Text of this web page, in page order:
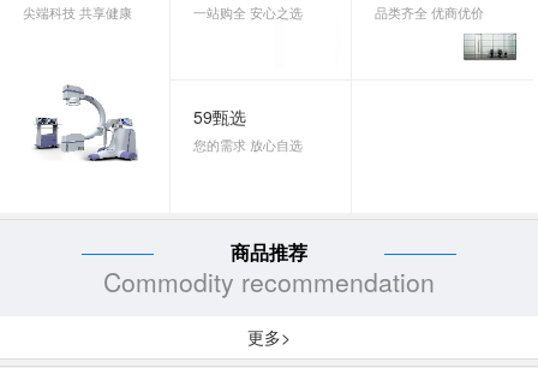
尖端科技 共享健康 一站购全 安心之选 品类齐全 优商优价
59甄选
您的需求 放心自选
商品推荐
Commodity recommendation
更多>